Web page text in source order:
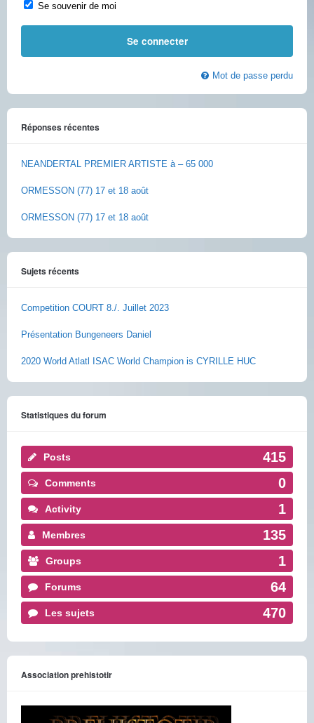
Se souvenir de moi
Mot de passe perdu
Réponses récentes
NEANDERTAL PREMIER ARTISTE à – 65 000
ORMESSON (77) 17 et 18 août
ORMESSON (77) 17 et 18 août
Sujets récents
Competition COURT 8./. Juillet 2023
Présentation Bungeneers Daniel
2020 World Atlatl ISAC World Champion is CYRILLE HUC
Statistiques du forum
Posts 415
Comments 0
Activity 1
Membres 135
Groups 1
Forums 64
Les sujets 470
Association prehistotir